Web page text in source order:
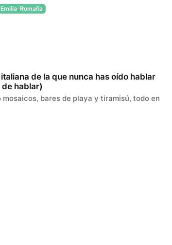
Emilia-Romaña
de la que nunca has oído hablar
hablar)
bares de playa y tiramisú, todo en